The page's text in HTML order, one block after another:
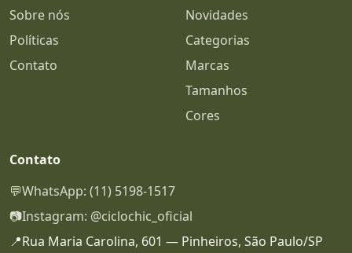
Sobre nós
Políticas
Contato
Novidades
Categorias
Marcas
Tamanhos
Cores
Contato
💬WhatsApp: (11) 5198-1517
📷Instagram: @ciclochic_oficial
📍Rua Maria Carolina, 601 — Pinheiros, São Paulo/SP